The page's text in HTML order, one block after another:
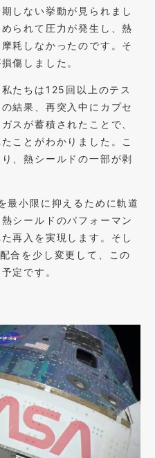
しない挙動が見られまし
られて圧力が発生し、熱
耗しなかったのです。そ
傷しました。
たちは125回以上のテス
結果、再突入中にカプセ
スが蓄積されたことで、
ことがわかりました。こ
、熱シールドの一部が剥
最小限に抑えるために軌道
シールドのパフォーマン
再入を実現します。そし
合を少し変更して、この
定です。